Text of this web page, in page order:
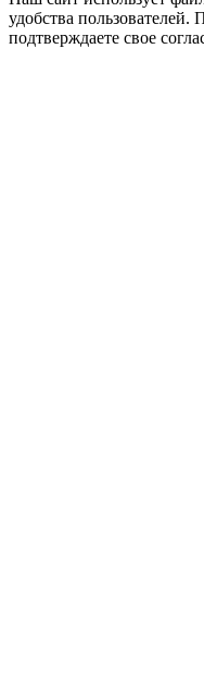
удобства
подтверждаете свое